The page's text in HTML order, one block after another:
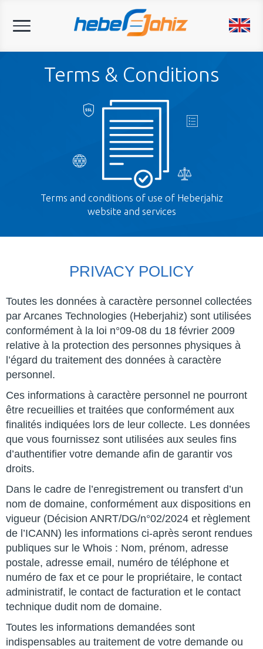
Toggle
Terms & Conditions
Terms and conditions of use of Heberjahiz
website and services
PRIVACY POLICY
Toutes les données à caractère personnel collectées
par Arcanes Technologies (Heberjahiz) sont utilisées
conformément à la loi n°09-08 du 18 février 2009
relative à la protection des personnes physiques à
l’égard du traitement des données à caractère
personnel.
Ces informations à caractère personnel ne pourront
être recueillies et traitées que conformément aux
finalités indiquées lors de leur collecte. Les données
que vous fournissez sont utilisées aux seules fins
d’authentifier votre demande afin de garantir vos
droits.
Dans le cadre de l’enregistrement ou transfert d’un
nom de domaine, conformément aux dispositions en
vigueur (Décision ANRT/DG/n°02/2024 et règlement
de l’ICANN) les informations ci-après seront rendues
publiques sur le Whois : Nom, prénom, adresse
postale, adresse email, numéro de téléphone et
numéro de fax et ce pour le propriétaire, le contact
administratif, le contact de facturation et le contact
technique dudit nom de domaine.
Toutes les informations demandées sont
indispensables au traitement de votre demande ou